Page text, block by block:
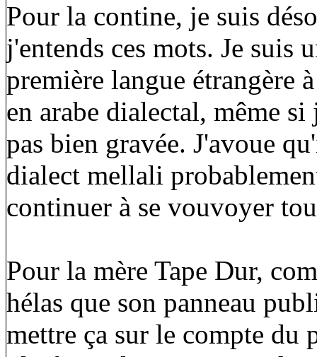
Pour la contine, je suis
j'entends ces mots. Je suis
première langue étrangère
en arabe dialectal, même
pas bien gravée. J'avoue
dialect mellali
continuer à se vouvoyer
Pour la mère Tape Dur,
hélas que son panneau
mettre ça sur le compte du